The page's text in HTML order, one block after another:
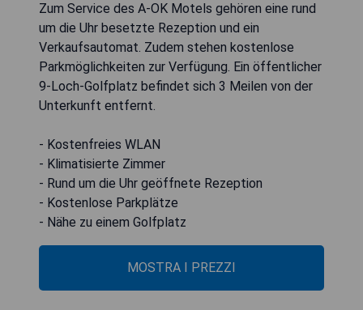
Zum Service des A-OK Motels gehören eine rund
um die Uhr besetzte Rezeption und ein
Verkaufsautomat. Zudem stehen kostenlose
Parkmöglichkeiten zur Verfügung. Ein öffentlicher
9-Loch-Golfplatz befindet sich 3 Meilen von der
Unterkunft entfernt.
- Kostenfreies WLAN
- Klimatisierte Zimmer
- Rund um die Uhr geöffnete Rezeption
- Kostenlose Parkplätze
- Nähe zu einem Golfplatz
MOSTRA I PREZZI